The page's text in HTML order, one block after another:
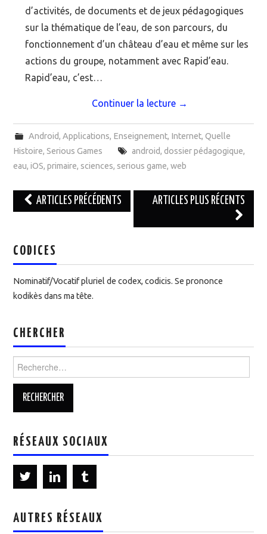
d’activités, de documents et de jeux pédagogiques
sur la thématique de l’eau, de son parcours, du
fonctionnement d’un château d’eau et même sur les
actions du groupe, notamment avec Rapid’eau.
Rapid’eau, c’est…
Continuer la lecture →
Android, Applications, Enseignement, Internet, Quelle
Histoire, Serious Games android, dossier pédagogique,
eau,iOS,primaire, sciences, serious game,web
ARTICLES PRÉCÉDENTS ARTICLES PLUS RÉCENTS
CODICES
Nominatif/Vocatif pluriel de codex, codicis. Se prononce
kodikès dans ma tête.
CHERCHER
Rechercher :
RÉSEAUX SOCIAUX
AUTRES RÉSEAUX